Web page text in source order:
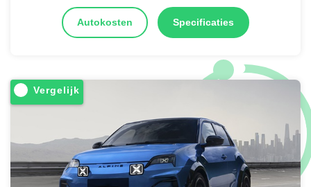
Autokosten Specificaties
Vergelijk